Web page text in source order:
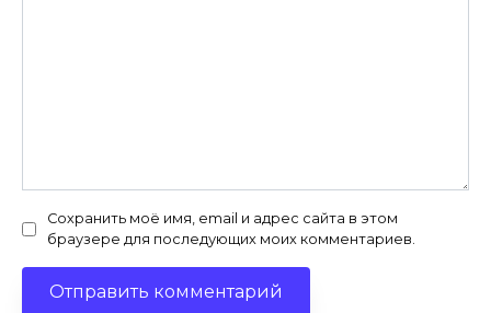
Сохранить моё имя, email и адрес сайта в этом
браузере для последующих моих комментариев.